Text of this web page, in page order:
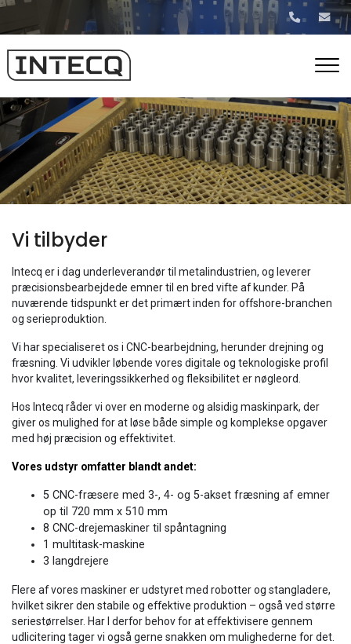
Gå
til
hovedindhold
Vi tilbyder
Intecq er i dag underleverandør til metalindustrien, og leverer
præcisionsbearbejdede emner til en bred vifte af kunder. På
nuværende tidspunkt er det primært inden for offshore-branchen
og serieproduktion.
Vi har specialiseret os i CNC-bearbejdning, herunder drejning og
fræsning. Vi udvikler løbende vores digitale og teknologiske profil
hvor kvalitet, leveringssikkerhed og fleksibilitet er nøgleord.
Hos Intecq råder vi over en moderne og alsidig maskinpark, der
giver os mulighed for at løse både simple og komplekse opgaver
med høj præcision og effektivitet.
Vores udstyr omfatter blandt andet:
5 CNC-fræsere med 3-, 4- og 5-akset fræsning af emner
op til 720 mm x 510 mm
8 CNC-drejemaskiner til spåntagning
1 multitask-maskine
3 langdrejere
Flere af vores maskiner er udstyret med robotter og stangladere,
hvilket sikrer den stabile og effektive produktion – også ved større
seriestørrelser. Har I derfor behov for at effektivisere gennem
udlicitering tager vi også gerne snakken om mulighederne for det.